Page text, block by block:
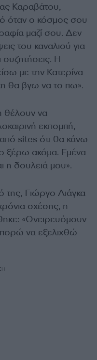
Καραβάτου,
όταν ο κόσμος σου
μαζί σου. Δεν
του καναλιού για
Η
με την Κατερίνα
θα βγω να το πω».
θέλουν να
εκπομπή,
sites ότι θα κάνω
ξέρω ακόμα. Εμένα
η δουλειά μου».
Γιώργο Λιάγκα
σχέσης, η
«Ονειρευόμουν
να εξελιχθώ